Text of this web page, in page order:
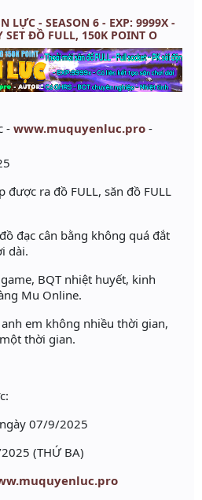
LỰC - SEASON 6 - EXP: 9999X -
SET ĐỒ FULL, 150K POINT O
- www.muquyenluc.pro -
được ra đồ FULL, săn đồ FULL
đạc cân bằng không quá đắt
dài.
BQT nhiệt huyết, kinh
Mu Online.
em không nhiều thời gian,
thời gian.
07/9/2025
(THỨ BA)